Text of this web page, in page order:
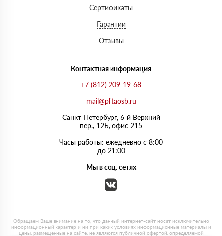
Сертификаты
Гарантии
Отзывы
Контактная информация
+7 (812) 209-19-68
mail@plitaosb.ru
Санкт-Петербург, 6-й Верхний
пер., 12Б, офис 215
Часы работы: ежедневно с 8:00
до 21:00
Мы в соц. сетях